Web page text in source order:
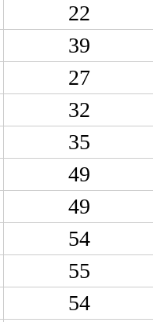
22
39
27
32
35
49
49
54
55
54